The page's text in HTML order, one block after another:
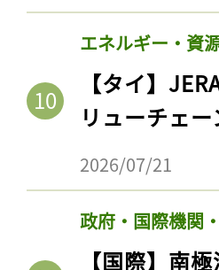
エネルギー・資
【タイ】
リューチェ
2026/07/21
政府・国際機関
【国際】南
記事を